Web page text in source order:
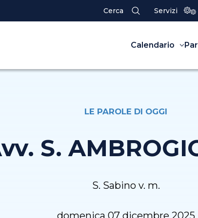
Cerca Servizi
Calendario
LE PAROLE DI OGGI
S.
S. Sabino v. m.